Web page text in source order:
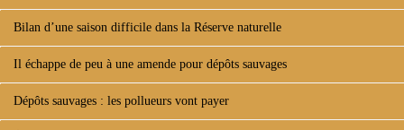
Bilan d’une saison difficile dans la Réserve naturelle
Il échappe de peu à une amende pour dépôts sauvages
Dépôts sauvages : les pollueurs vont payer